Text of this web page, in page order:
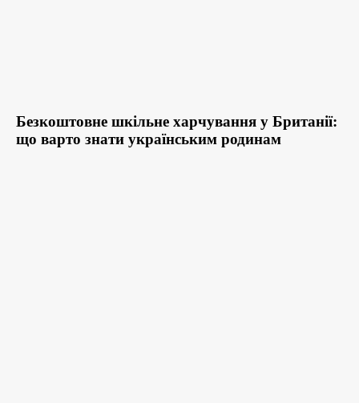
Безкоштовне шкільне харчування у Британії:
що варто знати українським родинам